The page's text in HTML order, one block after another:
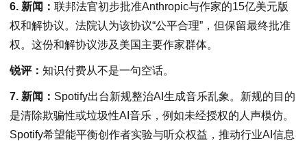
6. 新闻： 联邦法官初步批准Anthropic与作家的15亿美元版
权和解协议。法院认为该协议“公平合理”，但保留最终批准
权。这份和解协议涉及美国主要作家群体。
锐评： 知识付费从不是一句空话。
7. 新闻： Spotify出台新规整治AI生成音乐乱象。新规的目的
是清除欺骗性或垃圾性AI音乐，例如未经授权的人声模仿。
Spotify希望能平衡创作者实验与听众权益，推动行业AI信息